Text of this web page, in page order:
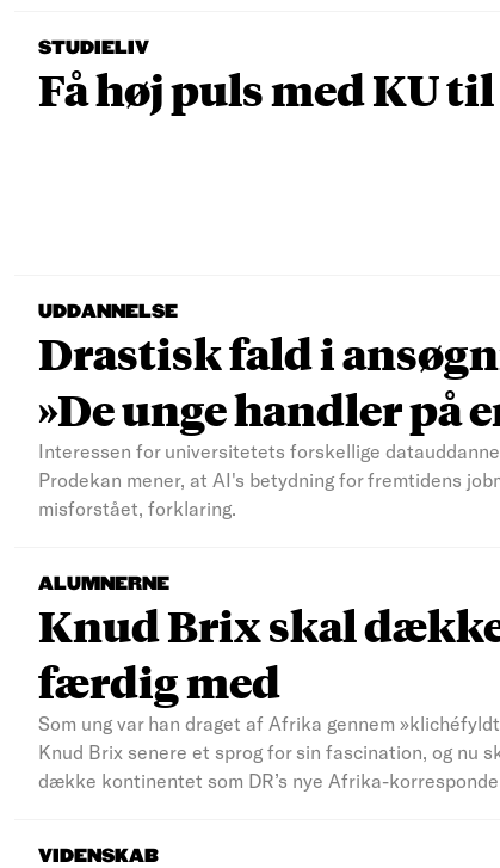
STUDIELIV
Få høj puls med KU
UDDANNELSE
Drastisk fald i
»De unge handler på
Interessen for universitetets forskellige
Prodekan mener, at AI's betydning for fremtidens
misforstået, forklaring.
ALUMNERNE
Knud Brix skal
færdig med
Som ung var han draget af Afrika gennem
Knud Brix senere et sprog for sin fascination, og nu
dække kontinentet som DR’s nye Afrika-
VIDENSKAB